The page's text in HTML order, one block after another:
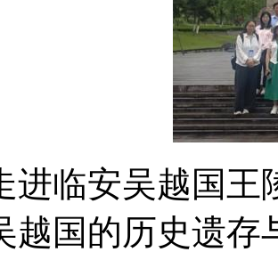
进临安吴越国王
越国的历史遗存